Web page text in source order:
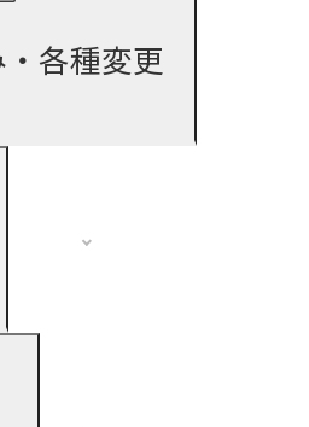
各種変更